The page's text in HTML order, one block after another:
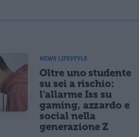
NEWS LIFESTYLE
Oltre uno studente
su sei a rischio:
l'allarme Iss su
gaming, azzardo e
social nella
generazione Z